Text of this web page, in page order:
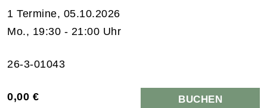
1 Termine, 05.10.2026
Mo., 19:30 - 21:00 Uhr
26-3-01043
0,00 € BUCHEN